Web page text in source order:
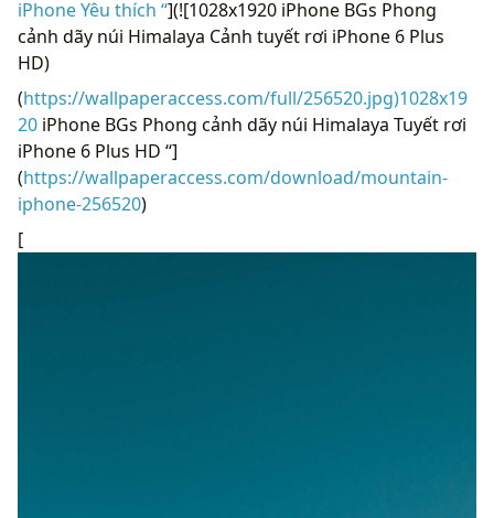
iPhone Yêu thích “](![1028x1920 iPhone BGs Phong
cảnh dãy núi Himalaya Cảnh tuyết rơi iPhone 6 Plus
HD)
(https://wallpaperaccess.com/full/256520.jpg)1028x19
20 iPhone BGs Phong cảnh dãy núi Himalaya Tuyết rơi
iPhone 6 Plus HD “]
(https://wallpaperaccess.com/download/mountain-
iphone-256520)
[